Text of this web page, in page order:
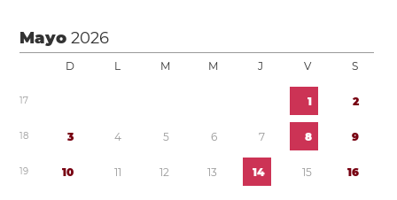
Mayo2026
D L M M J V S
17 1 2
18 3 4 5 6 7 8 9
19 10 11 12 13 14 15 16